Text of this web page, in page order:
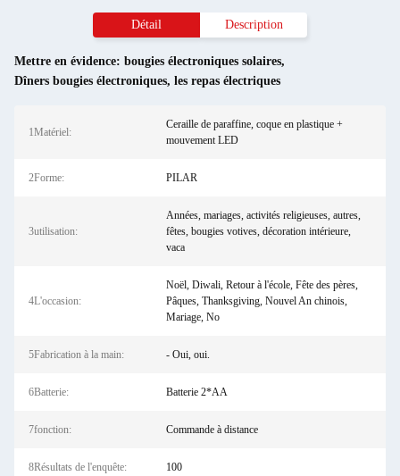
Détail Description
Mettre en évidence: bougies électroniques solaires,
Dîners bougies électroniques, les repas électriques
1Matériel:
Ceraille de paraffine, coque en plastique +
mouvement LED
2Forme: PILAR
3utilisation:
Années, mariages, activités religieuses, autres,
fêtes, bougies votives, décoration intérieure,
vaca
4L'occasion:
Noël, Diwali, Retour à l'école, Fête des pères,
Pâques, Thanksgiving, Nouvel An chinois,
Mariage, No
5Fabrication à la main: - Oui, oui.
6Batterie: Batterie 2*AA
7fonction: Commande à distance
8Résultats de l'enquête: 100